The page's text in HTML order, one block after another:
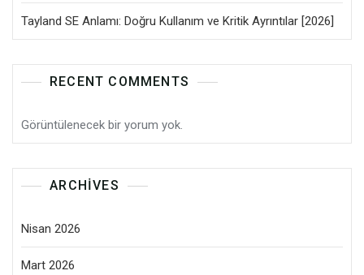
Tayland SE Anlamı: Doğru Kullanım ve Kritik Ayrıntılar [2026]
RECENT COMMENTS
Görüntülenecek bir yorum yok.
ARCHIVES
Nisan 2026
Mart 2026